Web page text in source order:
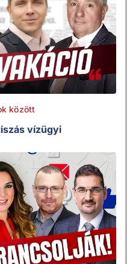
között
vízügyi